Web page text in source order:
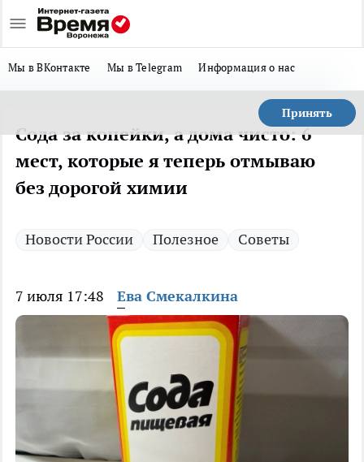
Мы в ВКонтакте Мы в Telegram Информация о нас
Принять
Сода за копейки, а дома чисто: 6
мест, которые я теперь отмываю
без дорогой химии
Новости России Полезное Советы
7 июля 17:48 Ева Смекалкина